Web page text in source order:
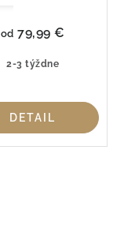
2-3 týždne
od 79,99 €
DETAIL